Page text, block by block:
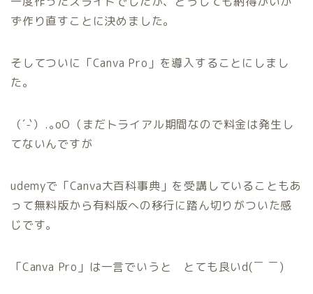
ず作り直すことに決めました。
そしてついに「Canva Pro」を導入することにしまし
た。
（´-`）.｡oO（まだトライアル期間なので料金は発生し
てないんですが
udemyで「Canva大百科事典」を受講していることもあ
って無料版から有料版への移行に踏ん切りがついた感
じです。
「Canva Pro」は一言でいうと とても良いd(￣ ￣)